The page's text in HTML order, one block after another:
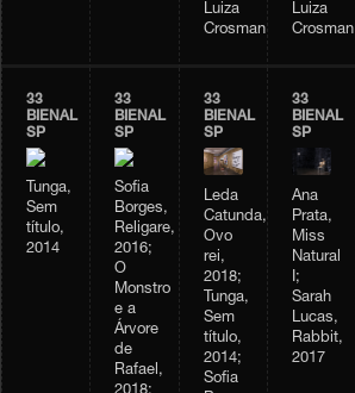
Luiza
Crosman
Luiza
Crosman
33
BIENAL
SP
Tunga,
Sem
título,
2014
33
BIENAL
SP
Sofia
Borges,
Religare,
2016;
O
Monstro
e a
Árvore
de
Rafael,
33
BIENAL
SP
Leda
Catunda,
Ovo
rei,
2018;
Tunga,
Sem
título,
2014;
Sofia
33
BIENAL
SP
Ana
Prata,
Miss
Natural
I;
Sarah
Lucas,
Rabbit,
2017